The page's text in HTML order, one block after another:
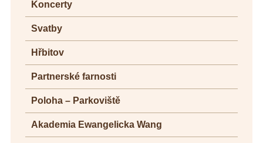
Koncerty
Svatby
Hřbitov
Partnerské farnosti
Poloha – Parkoviště
Akademia Ewangelicka Wang